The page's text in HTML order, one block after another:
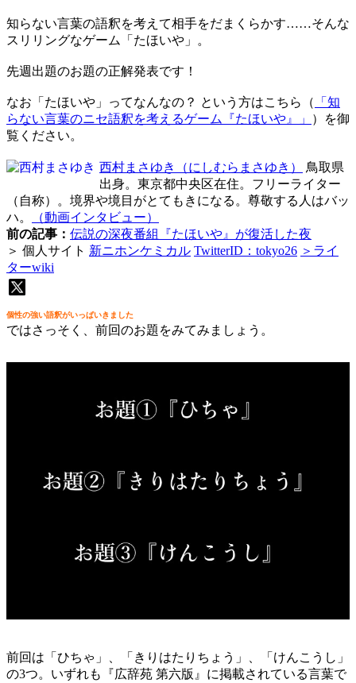
知らない言葉の語釈を考えて相手をだまくらかす……そんな
スリリングなゲーム「たほいや」。
先週出題のお題の正解発表です！
なお「たほいや」ってなんなの？ という方はこちら（
「知
らない言葉のニセ語釈を考えるゲーム『たほいや』」
）を御
覧ください。
西村まさゆき （にしむらまさゆき）
鳥取県
出身。東京都中央区在住。フリーライター
（自称）。境界や境目がとてもきになる。尊敬する人はバッ
ハ。
（動画インタビュー）
前の記事： 伝説の深夜番組『たほいや』が復活した夜
＞ 個人サイト 新ニホンケミカル TwitterID：tokyo26 ＞ライ
ターwiki
個性の強い語釈がいっぱいきました
ではさっそく、前回のお題をみてみましょう。
前回は「ひちゃ」、「きりはたりちょう」、「けんこうし」
の3つ。いずれも『広辞苑 第六版』に掲載されている言葉で